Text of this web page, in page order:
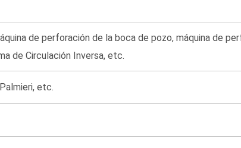
de perforación de la boca de pozo, máquina de
de Circulación Inversa, etc.
etc.